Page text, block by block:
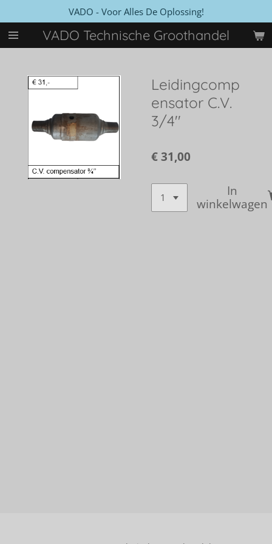
direct
naar
VADO Technische Groothandel
VADO - Voor Alles De Oplossing!
Leidingcomp
ensator C.V.
3/4''
€ 31,00
In
winkelwagen